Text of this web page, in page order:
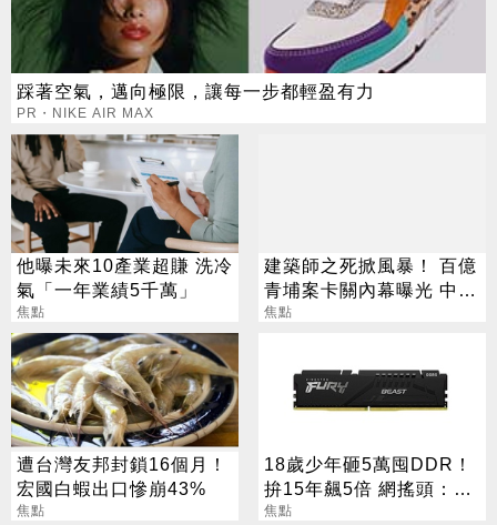
踩著空氣，邁向極限，讓每一步都輕盈有力
PR・NIKE AIR MAX
他曝未來10產業超賺 洗冷
氣「一年業績5千萬」
焦點
建築師之死掀風暴！ 百億
青埔案卡關內幕曝光 中
央、地方互踢皮球
焦點
遭台灣友邦封鎖16個月！
宏國白蝦出口慘崩43%
焦點
18歲少年砸5萬囤DDR！
拚15年飆5倍 網搖頭：會
報廢
焦點